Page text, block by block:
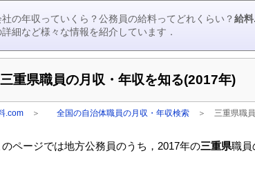
社の年収っていくら？公務員の給料ってどれくらい？給
細など様々な情報を紹介しています．
三重県職員の月収・年収を知る(2017年)
.com ＞ 全国の自治体職員の月収・年収検索 ＞三重県職
のページでは地方公務員のうち，2017年の三重県職員